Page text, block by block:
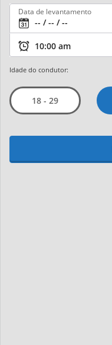
Data de levantamento
Idade do condutor:
18 - 29